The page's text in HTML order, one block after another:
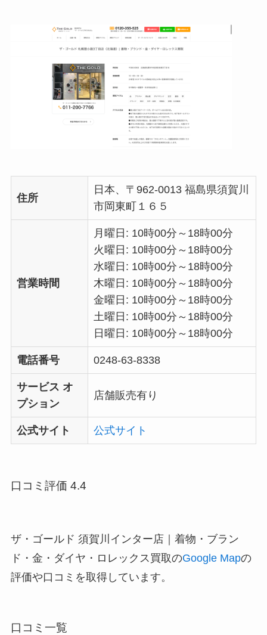
住所
日本、〒962-0013 福島県須賀川
市岡東町１６５
営業時間
月曜日: 10時00分～18時00分
火曜日: 10時00分～18時00分
水曜日: 10時00分～18時00分
木曜日: 10時00分～18時00分
金曜日: 10時00分～18時00分
土曜日: 10時00分～18時00分
日曜日: 10時00分～18時00分
電話番号 0248-63-8338
サービス オ
プション
店舗販売有り
公式サイト 公式サイト
口コミ評価 4.4
ザ・ゴールド 須賀川インター店｜着物・ブラン
ド・金・ダイヤ・ロレックス買取のGoogle Mapの
評価や口コミを取得しています。
口コミ一覧